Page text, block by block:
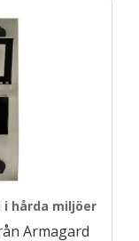
hårda miljöer
Armagard